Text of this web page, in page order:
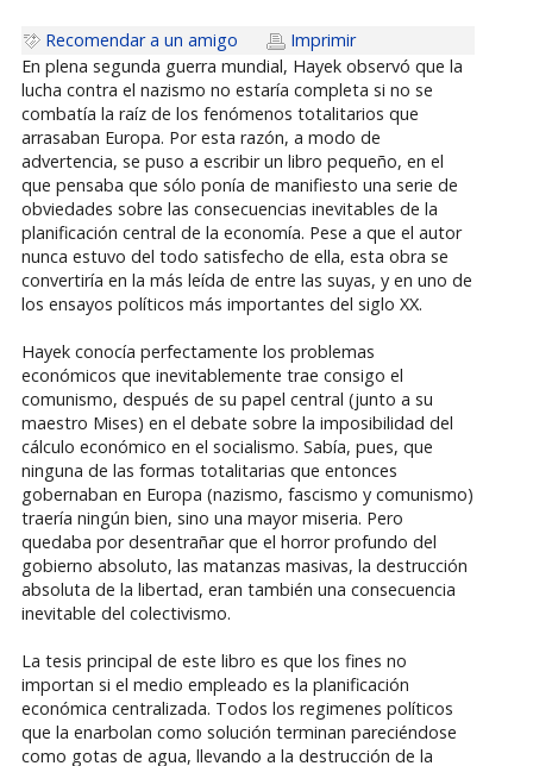
Recomendar a un amigo
Imprimir
En plena segunda guerra mundial, Hayek observó que la
lucha contra el nazismo no estaría completa si no se
combatía la raíz de los fenómenos totalitarios que
arrasaban Europa. Por esta razón, a modo de
advertencia, se puso a escribir un libro pequeño, en el
que pensaba que sólo ponía de manifiesto una serie de
obviedades sobre las consecuencias inevitables de la
planificación central de la economía. Pese a que el autor
nunca estuvo del todo satisfecho de ella, esta obra se
convertiría en la más leída de entre las suyas, y en uno de
los ensayos políticos más importantes del siglo XX.
Hayek conocía perfectamente los problemas
económicos que inevitablemente trae consigo el
comunismo, después de su papel central (junto a su
maestro Mises) en el debate sobre la imposibilidad del
cálculo económico en el socialismo. Sabía, pues, que
ninguna de las formas totalitarias que entonces
gobernaban en Europa (nazismo, fascismo y comunismo)
traería ningún bien, sino una mayor miseria. Pero
quedaba por desentrañar que el horror profundo del
gobierno absoluto, las matanzas masivas, la destrucción
absoluta de la libertad, eran también una consecuencia
inevitable del colectivismo.
La tesis principal de este libro es que los fines no
importan si el medio empleado es la planificación
económica centralizada. Todos los regimenes políticos
que la enarbolan como solución terminan pareciéndose
como gotas de agua, llevando a la destrucción de la